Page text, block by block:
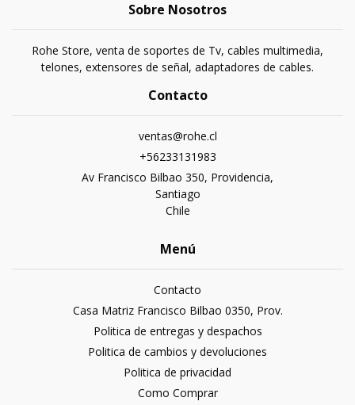
Sobre Nosotros
Rohe Store, venta de soportes de Tv, cables multimedia,
telones, extensores de señal, adaptadores de cables.
Contacto
ventas@rohe.cl
+56233131983
Av Francisco Bilbao 350, Providencia,
Santiago
Chile
Menú
Contacto
Casa Matriz Francisco Bilbao 0350, Prov.
Politica de entregas y despachos
Politica de cambios y devoluciones
Politica de privacidad
Como Comprar